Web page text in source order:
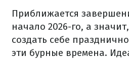
Приближается
начало 2026-го, а
создать себе
эти бурные времена.